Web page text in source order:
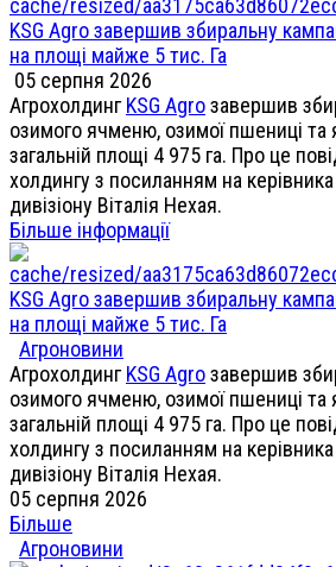
KSG Agro завершив збиральну
на площі майже 5 тис. Га
05 серпня 2026
АгрохолдингKSG Agroзавершив
озимого ячменю, озимої пшениці
загальній площі 4 975 га. Про це
холдингу з посиланням на
дивізіону Віталія Нехая.
Більше інформації
KSG Agro завершив збиральну
на площі майже 5 тис. Га
Агроновини
АгрохолдингKSG Agroзавершив
озимого ячменю, озимої пшениці
загальній площі 4 975 га. Про це
холдингу з посиланням на
дивізіону Віталія Нехая.
05 серпня 2026
Більше
Агроновини